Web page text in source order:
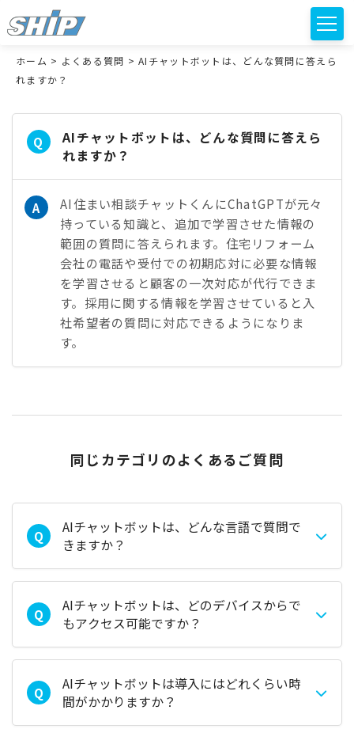
ホーム > よくある質問 >AIチャットボットは、どんな質問に答えら
れますか？
Q
AIチャットボットは、どんな質問に答えら
れますか？
A
AI住まい相談チャットくんにChatGPTが元々
持っている知識と、追加で学習させた情報の
範囲の質問に答えられます。住宅リフォーム
会社の電話や受付での初期応対に必要な情報
を学習させると顧客の一次対応が代行できま
す。採用に関する情報を学習させていると入
社希望者の質問に対応できるようになりま
す。
同じカテゴリのよくあるご質問
Q
AIチャットボットは、どんな言語で質問で
きますか？
Q
AIチャットボットは、どのデバイスからで
もアクセス可能ですか？
Q
AIチャットボットは導入にはどれくらい時
間がかかりますか？